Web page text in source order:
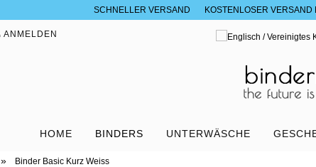
SCHNELLER VERSAND KOSTENLOSER
ANMELDEN
HOME BINDERS UNTERWÄSCHE
» Binder Basic Kurz Weiss